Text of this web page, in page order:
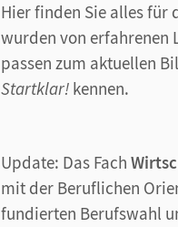
Hier finden Sie alles für
wurden von erfahrenen
passen zum aktuellen
Startklar! kennen.
Update: Das Fach
mit der Beruflichen
fundierten Berufswahl